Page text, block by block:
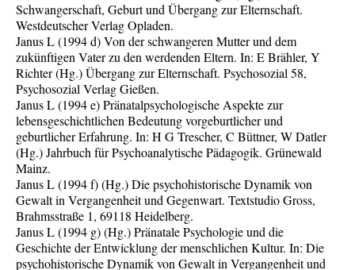
Schwangerschaft, Geburt und Übergang zur Elternschaft.
Westdeutscher Verlag Opladen.
Janus L (1994 d) Von der schwangeren Mutter und dem
zukünftigen Vater zu den werdenden Eltern. In: E Brähler, Y
Richter (Hg.) Übergang zur Elternschaft. Psychosozial 58,
Psychosozial Verlag Gießen.
Janus L (1994 e) Pränatalpsychologische Aspekte zur
lebensgeschichtlichen Bedeutung vorgeburtlicher und
geburtlicher Erfahrung. In: H G Trescher, C Büttner, W Datler
(Hg.) Jahrbuch für Psychoanalytische Pädagogik. Grünewald
Mainz.
Janus L (1994 f) (Hg.) Die psychohistorische Dynamik von
Gewalt in Vergangenheit und Gegenwart. Textstudio Gross,
Brahmsstraße 1, 69118 Heidelberg.
Janus L (1994 g) (Hg.) Pränatale Psychologie und die
Geschichte der Entwicklung der menschlichen Kultur. In: Die
psychohistorische Dynamik von Gewalt in Vergangenheit und